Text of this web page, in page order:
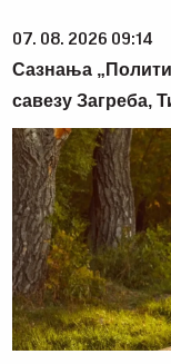
07. 08. 2026 09:14
Сазнања
савезу Загреба,